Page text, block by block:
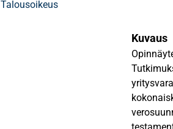
Talousoikeus
Kuvaus